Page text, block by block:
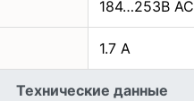
184…253В АС
1.7 А
Технические данные